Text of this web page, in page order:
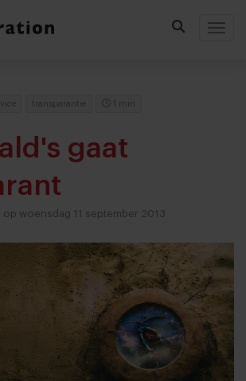
transparantie 1 min
gaat
op woensdag 11 september 2013